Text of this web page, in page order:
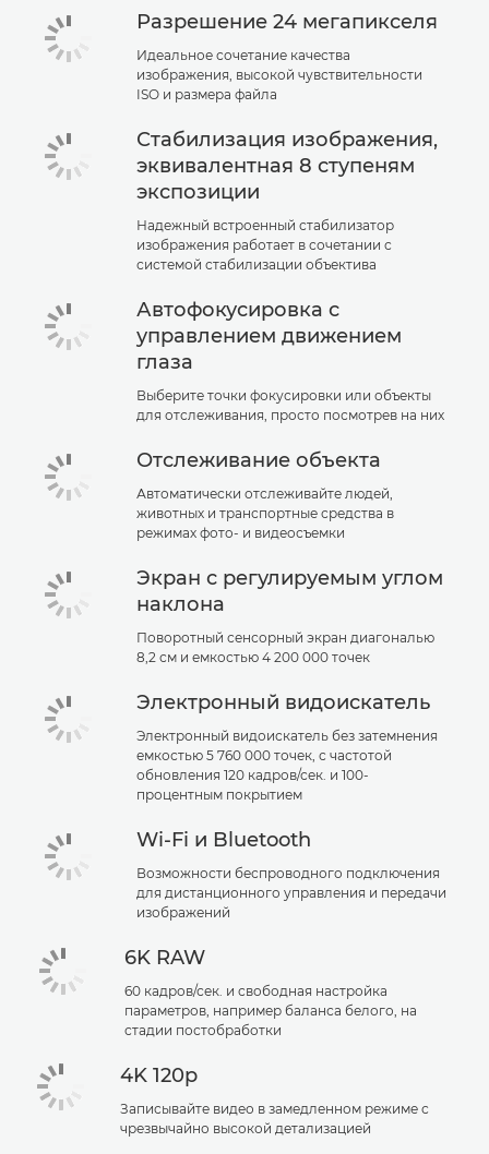
Разрешение 24 мегапикселя
Идеальное сочетание качества
изображения, высокой чувствительности
ISO и размера файла
Стабилизация изображения,
эквивалентная 8 ступеням
экспозиции
Надежный встроенный стабилизатор
изображения работает в сочетании с
системой стабилизации объектива
Автофокусировка с
управлением движением
глаза
Выберите точки фокусировки или объекты
для отслеживания, просто посмотрев на них
Отслеживание объекта
Автоматически отслеживайте людей,
животных и транспортные средства в
режимах фото- и видеосъемки
Экран с регулируемым углом
наклона
Поворотный сенсорный экран диагональю
8,2 см и емкостью 4 200 000 точек
Электронный видоискатель
Электронный видоискатель без затемнения
емкостью 5 760 000 точек, с частотой
обновления 120 кадров/сек. и 100-
процентным покрытием
Wi-Fi и Bluetooth
Возможности беспроводного подключения
для дистанционного управления и передачи
изображений
6K RAW
60 кадров/сек. и свободная настройка
параметров, например баланса белого, на
стадии постобработки
4K 120p
Записывайте видео в замедленном режиме с
чрезвычайно высокой детализацией